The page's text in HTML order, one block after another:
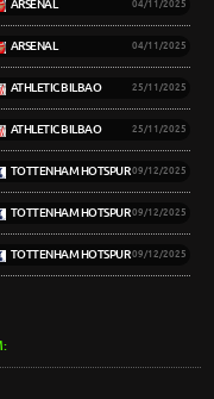
ARSENAL 04/11/2025
ARSENAL 04/11/2025
ATHLETIC BILBAO 25/11/2025
ATHLETIC BILBAO 25/11/2025
TOTTENHAM HOTSPUR 09/12/2025
TOTTENHAM HOTSPUR 09/12/2025
TOTTENHAM HOTSPUR 09/12/2025